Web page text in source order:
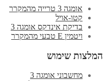
אומגה 3 טרייה מהמקרר
קטו-אויל
בדיקת אינדקס אומגה 3
ויטמין E טבעי מהמקרר
המלצות שימוש
מחשבוני אומגה 3